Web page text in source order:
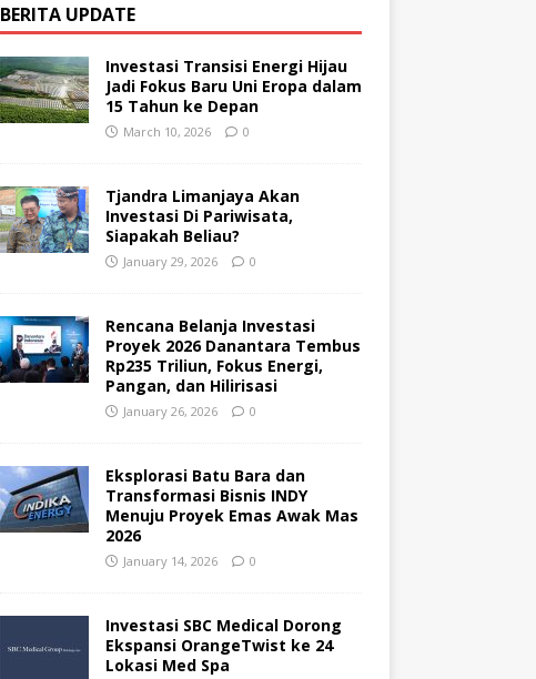
BERITA UPDATE
Investasi Transisi Energi Hijau
Jadi Fokus Baru Uni Eropa dalam
15 Tahun ke Depan
March 10, 2026 0
Tjandra Limanjaya Akan
Investasi Di Pariwisata,
Siapakah Beliau?
January 29, 2026 0
Rencana Belanja Investasi
Proyek 2026 Danantara Tembus
Rp235 Triliun, Fokus Energi,
Pangan, dan Hilirisasi
January 26, 2026 0
Eksplorasi Batu Bara dan
Transformasi Bisnis INDY
Menuju Proyek Emas Awak Mas
2026
January 14, 2026 0
Investasi SBC Medical Dorong
Ekspansi OrangeTwist ke 24
Lokasi Med Spa